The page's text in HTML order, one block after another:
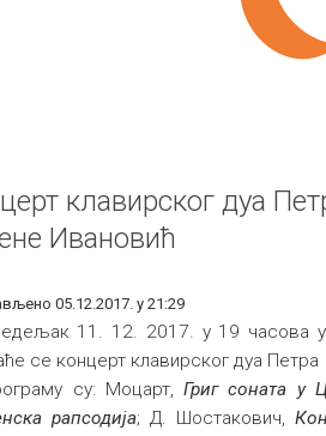
клавирског дуа
Ивановић
05.12.2017. у 21:29
11. 12. 2017. у 19 часова у
се концерт клавирског дуа
су: Моцарт,Григ соната у
рапсодија; Д. Шостакович,